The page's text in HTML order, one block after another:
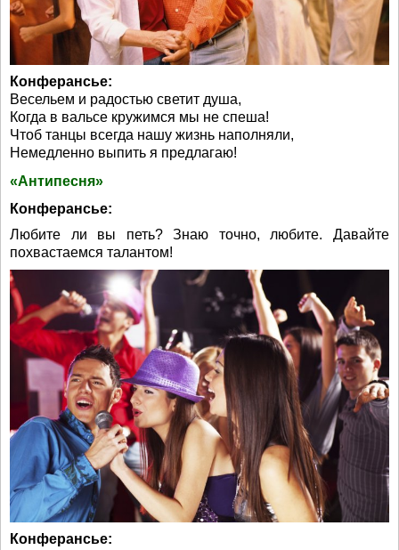
Конферансье:
Весельем и радостью светит душа,
Когда в вальсе кружимся мы не спеша!
Чтоб танцы всегда нашу жизнь наполняли,
Немедленно выпить я предлагаю!
«Антипесня»
Конферансье:
Любите ли вы петь? Знаю точно, любите. Давайте
похвастаемся талантом!
Конферансье: